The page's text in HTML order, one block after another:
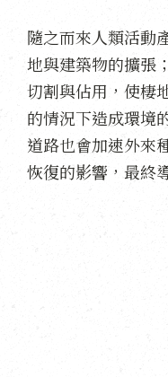
隨之而來人類活動
地與建築物的擴張
切割與佔用，使棲
的情況下造成環境
道路也會加速外來
恢復的影響，最終